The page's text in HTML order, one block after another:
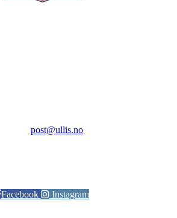
post@ullis.no
Facebook Instagram